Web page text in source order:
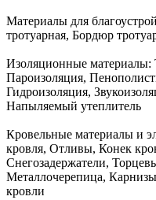
Материалы для
тротуарная, Бордюр
Изоляционные материалы:
Пароизоляция,
Гидроизоляция,
Напыляемый утеплитель
Кровельные материалы и
кровля, Отливы, Конек
Снегозадержатели,
Металлочерепица,
кровли